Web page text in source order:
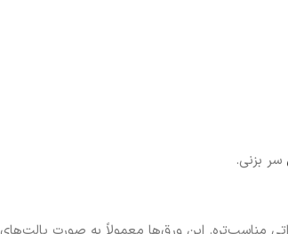
سر بزنی.